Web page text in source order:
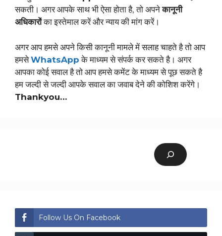
सकती। अगर आपके साथ भी ऐसा होता है, तो अपनेकानूनी
अधिकारोंका इस्तेमाल करें और न्याय की मांग करें।
अगर आप हमसे अपने किसी कानूनी मामले में सलाह चाहते है तो आप
हमसेWhatsApp के माध्यम से संपर्क कर सकते है। अगर
आपका कोई सवाल है तो आप हमसे कमेंट के माध्यम से पूछ सकते है
हम जल्दी से जल्दी आपके सवाल का जवाब देने की कोशिश करेंगे।
Thankyou…
Follow Us On Facebook